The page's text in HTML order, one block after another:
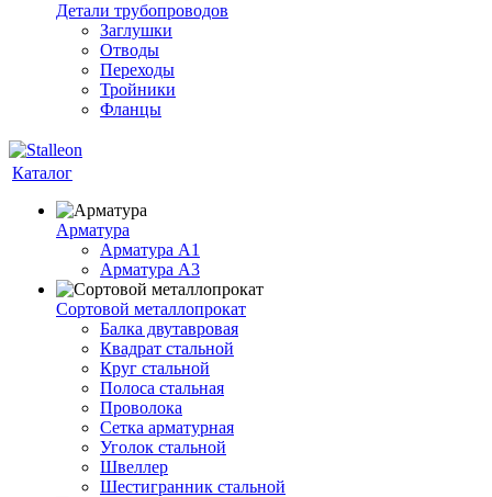
Детали трубопроводов
Заглушки
Отводы
Переходы
Тройники
Фланцы
Каталог
Арматура
Арматура A1
Арматура А3
Сортовой металлопрокат
Балка двутавровая
Квадрат стальной
Круг стальной
Полоса стальная
Проволока
Сетка арматурная
Уголок стальной
Швеллер
Шестигранник стальной